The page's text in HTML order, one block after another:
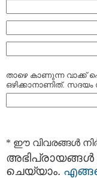
താഴെ കാണുന്ന വാക്ക്
ഒഴിക്കാനാണിത്.
* ഈ വിവരങ്ങള്‍
അഭിപ്രായങ്ങള്‍
ചെയ്യാം.